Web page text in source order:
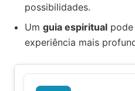
possibilidades.
Um guia espiritual
experiência mais